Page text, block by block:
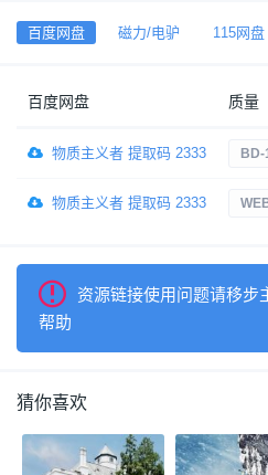
百度网盘 磁力/电驴 115网盘
百度网盘 质量
物质主义者 提取码 2333
物质主义者 提取码 2333
资源链接使用问题请移
帮助
猜你喜欢